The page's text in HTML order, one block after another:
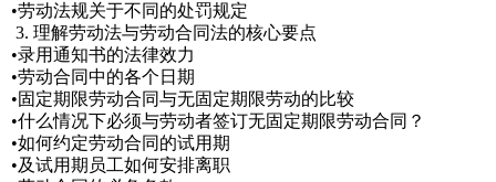
•劳动法规关于不同的处罚规定
3. 理解劳动法与劳动合同法的核心要点
•录用通知书的法律效力
•劳动合同中的各个日期
•固定期限劳动合同与无固定期限劳动的比较
•什么情况下必须与劳动者签订无固定期限劳动合同？
•如何约定劳动合同的试用期
•及试用期员工如何安排离职